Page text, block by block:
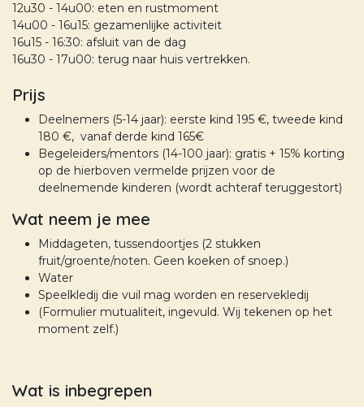
12u30 - 14u00: eten en rustmoment
14u00 - 16u15: gezamenlijke activiteit
16u15 - 16:30: afsluit van de dag
16u30 - 17u00: terug naar huis vertrekken.
Prijs
Deelnemers (5-14 jaar): eerste kind 195 €, tweede kind
180 €, vanaf derde kind 165€
Begeleiders/mentors (14-100 jaar): gratis + 15% korting
op de hierboven vermelde prijzen voor de
deelnemende kinderen (wordt achteraf teruggestort)
Wat neem je mee
Middageten, tussendoortjes (2 stukken
fruit/groente/noten. Geen koeken of snoep.)
Water
Speelkledij die vuil mag worden en reservekledij
(Formulier mutualiteit, ingevuld. Wij tekenen op het
moment zelf.)
Wat is inbegrepen